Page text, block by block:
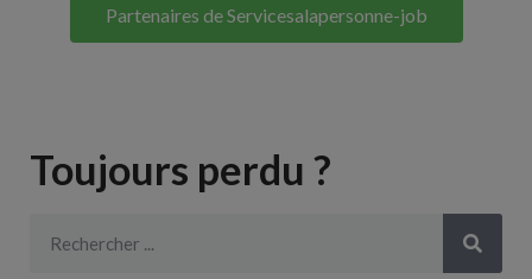
Partenaires de Servicesalapersonne-job
Toujours perdu ?